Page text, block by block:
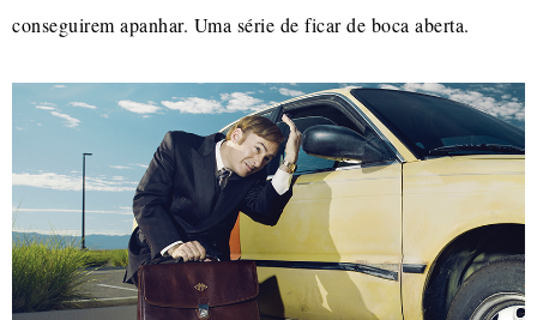
conseguirem apanhar. Uma série de ficar de boca aberta.